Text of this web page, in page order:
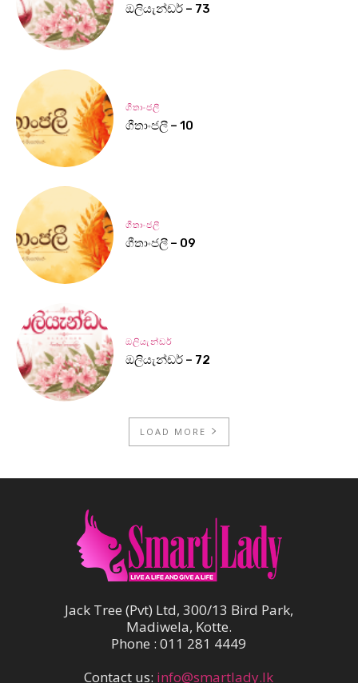
ඔලියැන්ඩර් – 73
ගීතාංජලී
ගීතාංජලී – 10
ගීතාංජලී
ගීතාංජලී – 09
ඔලියැන්ඩර්
ඔලියැන්ඩර් – 72
LOAD MORE
Jack Tree (Pvt) Ltd, 300/13 Bird Park,
Madiwela, Kotte.
Phone : 011 281 4449
Contact us: info@smartlady.lk